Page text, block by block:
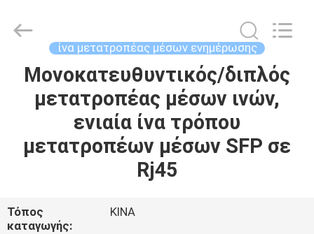
ΣΠΊΤΙ
ΠΡΟΪΌΝΤΑ
ΣΧΕΤΙΚΆ
ΕΜΆΣ
Technology
Co.,Ltd..
ίνα μετατροπέας μέσων ενημέρωσης
Μονοκατευθυντικός/διπλός
μετατροπέας μέσων ινών,
ενιαία ίνα τρόπου
μετατροπέων μέσων SFP σε
Rj45
Τόπος
καταγωγής:
ΚΙΝΑ